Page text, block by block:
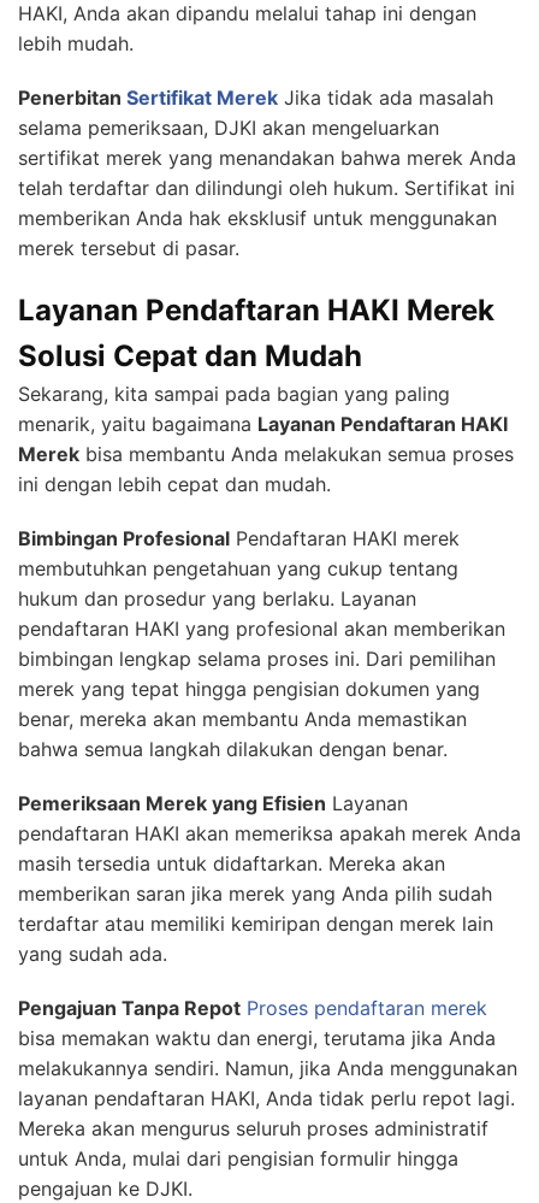
HAKI, Anda akan dipandu melalui tahap ini dengan
lebih mudah.
Penerbitan Sertifikat Merek Jika tidak ada masalah
selama pemeriksaan, DJKI akan mengeluarkan
sertifikat merek yang menandakan bahwa merek Anda
telah terdaftar dan dilindungi oleh hukum. Sertifikat ini
memberikan Anda hak eksklusif untuk menggunakan
merek tersebut di pasar.
Layanan Pendaftaran HAKI Merek
Solusi Cepat dan Mudah
Sekarang, kita sampai pada bagian yang paling
menarik, yaitu bagaimana Layanan Pendaftaran HAKI
Merek bisa membantu Anda melakukan semua proses
ini dengan lebih cepat dan mudah.
Bimbingan Profesional Pendaftaran HAKI merek
membutuhkan pengetahuan yang cukup tentang
hukum dan prosedur yang berlaku. Layanan
pendaftaran HAKI yang profesional akan memberikan
bimbingan lengkap selama proses ini. Dari pemilihan
merek yang tepat hingga pengisian dokumen yang
benar, mereka akan membantu Anda memastikan
bahwa semua langkah dilakukan dengan benar.
Pemeriksaan Merek yang Efisien Layanan
pendaftaran HAKI akan memeriksa apakah merek Anda
masih tersedia untuk didaftarkan. Mereka akan
memberikan saran jika merek yang Anda pilih sudah
terdaftar atau memiliki kemiripan dengan merek lain
yang sudah ada.
Pengajuan Tanpa Repot Proses pendaftaran merek
bisa memakan waktu dan energi, terutama jika Anda
melakukannya sendiri. Namun, jika Anda menggunakan
layanan pendaftaran HAKI, Anda tidak perlu repot lagi.
Mereka akan mengurus seluruh proses administratif
untuk Anda, mulai dari pengisian formulir hingga
pengajuan ke DJKI.